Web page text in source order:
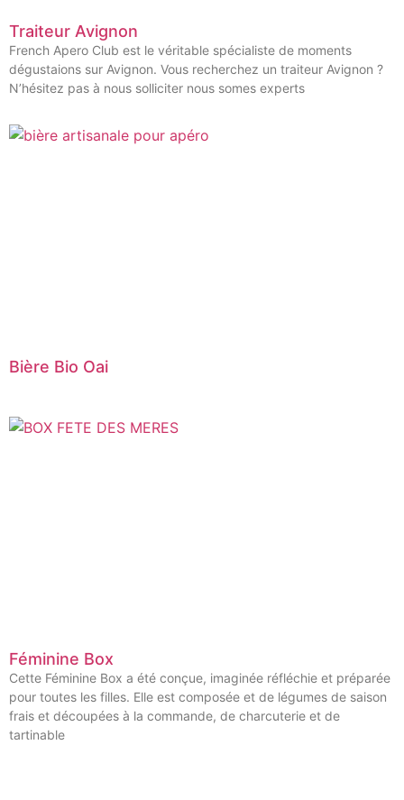
Traiteur Avignon
French Apero Club est le véritable spécialiste de moments
dégustaions sur Avignon. Vous recherchez un traiteur Avignon ?
N’hésitez pas à nous solliciter nous somes experts
Bière Bio Oai
Féminine Box
Cette Féminine Box a été conçue, imaginée réfléchie et préparée
pour toutes les filles. Elle est composée et de légumes de saison
frais et découpées à la commande, de charcuterie et de
tartinable